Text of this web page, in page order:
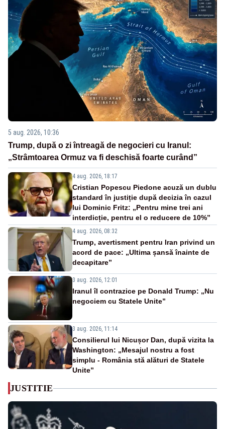
5 aug. 2026, 10:36
Trump, după o zi întreagă de negocieri cu Iranul:
„Strâmtoarea Ormuz va fi deschisă foarte curând”
4 aug. 2026, 18:17
Cristian Popescu Piedone acuză un dublu
standard în justiție după decizia în cazul
lui Dominic Fritz: „Pentru mine trei ani
interdicție, pentru el o reducere de 10%”
4 aug. 2026, 08:32
Trump, avertisment pentru Iran privind un
acord de pace: „Ultima șansă înainte de
decapitare”
3 aug. 2026, 12:01
Iranul îl contrazice pe Donald Trump: „Nu
negociem cu Statele Unite”
3 aug. 2026, 11:14
Consilierul lui Nicușor Dan, după vizita la
Washington: „Mesajul nostru a fost
simplu - România stă alături de Statele
Unite”
JUSTITIE